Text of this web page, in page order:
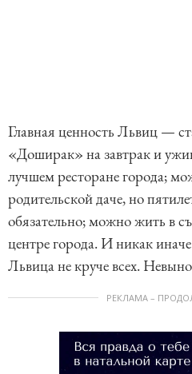
Главная ценность Львиц —
«Доширак» на завтрак и
лучшем ресторане города;
родительской даче, но
обязательно; можно жить в
центре города. И никак
Львица не круче всех.
РЕКЛАМА –